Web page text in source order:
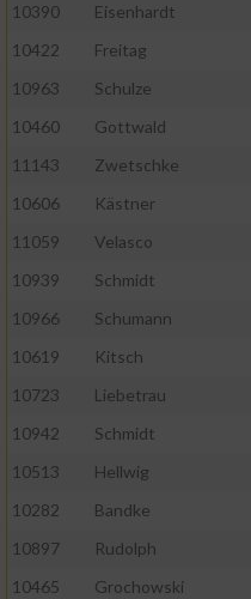
10390
Eisenhardt
10422
Freitag
10963
Schulze
10460
Gottwald
11143
Zwetschke
10606
Kästner
11059
Velasco
10939
Schmidt
10966
Schumann
10619
Kitsch
10723
Liebetrau
10942
Schmidt
10513
Hellwig
10282
Bandke
10897
Rudolph
10465
Grochowski